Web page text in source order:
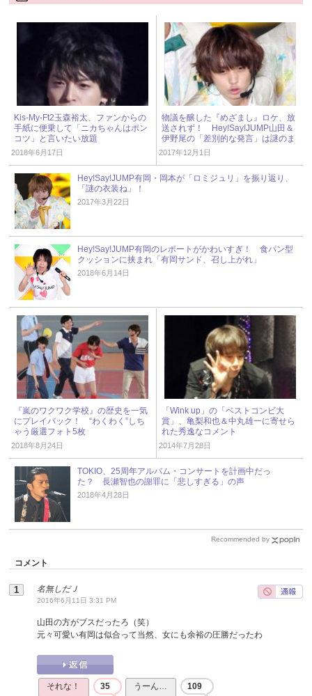
Kis-My-Ft2玉森裕太、ファンからの
手紙に便乗して「ニカちゃんはポン
コツ」と言いたい放題
2018年6月17日
物議を醸した『めざまし』ロケ、放
送されず！ Hey!Say!JUMP山田＆
伊野尾の「差別的な発言」は謎のま
ま
2017年12月1日
Hey!Say!JUMP有岡・岡本が「ロミジュリ」を振り返り、
「謎の衣装ね」！
2017年3月22日
Hey!Say!JUMP有岡のレポートがかわいすぎ！ 食パン型
クッションに挟まれ「有岡サンド、召し上がれ」
2018年6月14日
『嵐のワクワク学校』の歴史を一気
にプレイバック！ “わくわく”しち
ゃう厳選フォト5枚
2018年8月24日
「Wink up」の「ベストコンビ大
賞」、亀梨和也＆中丸雄一に寄せら
れた秀逸なコメント
2014年7月28日
TOKIO、25周年アルバム・コンサートを計画中だっ
た？ 長瀬智也の謝罪に「悲しすぎる」の声
2018年4月28日
Recommended by
コメント
名無しだＪ
2016年6月11日 3:31 PM
山田の方がブスだったろ（笑）
元々可愛い有岡は似合って当然、女にも余裕の圧勝だったわ
それな！ 35 うーん… 109